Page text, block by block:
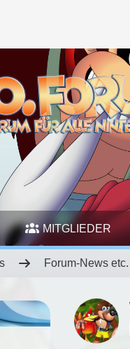
MITGLIEDER
Forum-News etc.